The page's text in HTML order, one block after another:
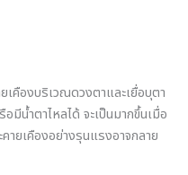
เคืองบริเวณดวงตาและเยื่อบุตา
น้ำตาไหลได้ จะเป็นมากขึ้นเมื่อ
ยเคืองอย่างรุนแรงอาจกลาย